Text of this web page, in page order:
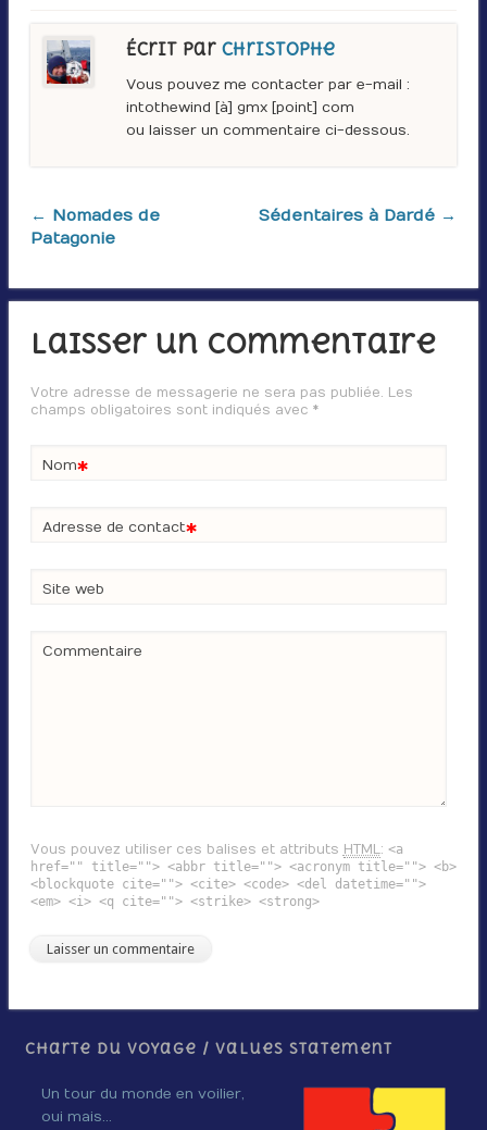
Écrit par Christophe
Vous pouvez me contacter par e-mail :
intothewind [à] gmx [point] com
ou laisser un commentaire ci-dessous.
← Nomades de
Patagonie
Sédentaires à Dardé →
Laisser un commentaire
Votre adresse de messagerie ne sera pas publiée. Les
champs obligatoires sont indiqués avec *
Nom*
Adresse de contact*
Site web
Commentaire
Vous pouvez utiliser ces balises et attributs HTML : <a
href="" title=""> <abbr title=""> <acronym title=""> <b>
<blockquote cite=""> <cite> <code> <del datetime="">
<em> <i> <q cite=""> <strike> <strong>
Charte du voyage / Values Statement
Un tour du monde en voilier,
oui mais…